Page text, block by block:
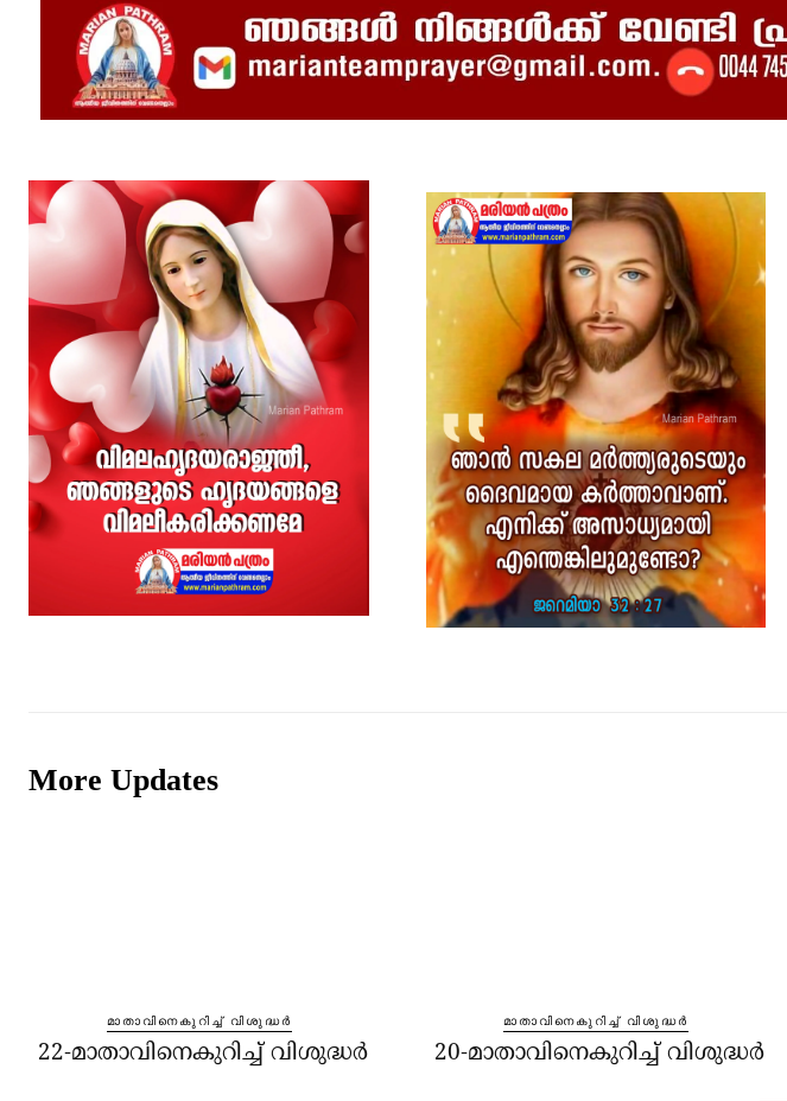
More Updates
മാതാവിനെകുറിച്ച്‌ വിശുദ്ധർ
22-മാതാവിനെകുറിച്ച്‌ വിശുദ്ധർ
മാതാവിനെകുറിച്ച്‌ വിശുദ്ധർ
20-മാതാവിനെകുറിച്ച്‌ വിശുദ്ധർ